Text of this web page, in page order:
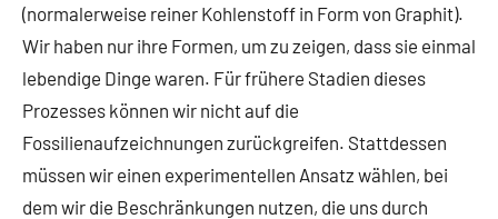
(normalerweise reiner Kohlenstoff in Form von Graphit).
Wir haben nur ihre Formen, um zu zeigen, dass sie einmal
lebendige Dinge waren. Für frühere Stadien dieses
Prozesses können wir nicht auf die
Fossilienaufzeichnungen zurückgreifen. Stattdessen
müssen wir einen experimentellen Ansatz wählen, bei
dem wir die Beschränkungen nutzen, die uns durch